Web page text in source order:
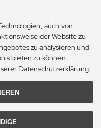
auch von
der Website zu
zu analysieren und
bieten zu können.
Datenschutzerklärung.